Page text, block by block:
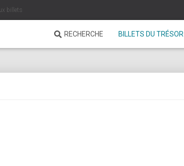
billets
RECHERCHE BILLETS DU TRÉSOR